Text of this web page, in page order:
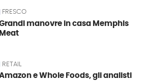
FRESCO
manovre in casa Memphis
Meat
RETAIL
e Whole Foods, gli analisti